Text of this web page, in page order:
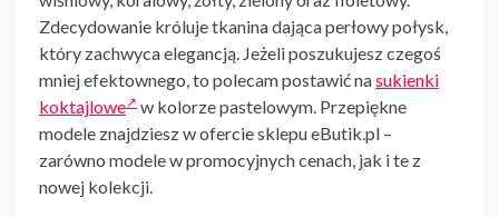
Zdecydowanie króluje tkanina dająca perłowy połysk,
który zachwyca elegancją. Jeżeli poszukujesz czegoś
mniej efektownego, to polecam postawić nasukienki
koktajlowe
w kolorze pastelowym. Przepiękne
modele znajdziesz w ofercie sklepu eButik.pl –
zarówno modele w promocyjnych cenach, jak i te z
nowej kolekcji.